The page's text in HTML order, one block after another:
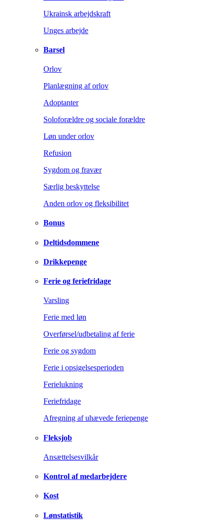
Ukrainsk arbejdskraft
Unges arbejde
Barsel
Orlov
Planlægning af orlov
Adoptanter
Soloforældre og sociale forældre
Løn under orlov
Refusion
Sygdom og fravær
Særlig beskyttelse
Anden orlov og fleksibilitet
Bonus
Deltidsdommene
Drikkepenge
Ferie og feriefridage
Varsling
Ferie med løn
Overførsel/udbetaling af ferie
Ferie og sygdom
Ferie i opsigelsesperioden
Ferielukning
Feriefridage
Afregning af uhævede feriepenge
Fleksjob
Ansættelsesvilkår
Kontrol af medarbejdere
Kost
Lønstatistik